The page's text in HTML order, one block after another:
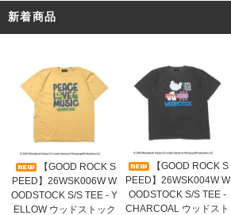
新着商品
【GOOD ROCK S
PEED】26WSK006W W
OODSTOCK S/S TEE - Y
ELLOW ウッドストック
【GOOD ROCK S
PEED】26WSK004W W
OODSTOCK S/S TEE -
CHARCOAL ウッドスト